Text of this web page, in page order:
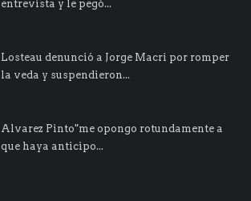
entrevista y le pegó...
Losteau denunció a Jorge Macri por romper
la veda y suspendieron...
Alvarez Pinto"me opongo rotundamente a
que haya anticipo...